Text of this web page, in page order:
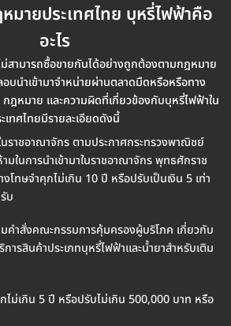
มายประเทศไทย บุหรี่ไฟฟ้าคือ
อะไร
สามารถซื้อขายกันได้อย่างถูกต้องตามกฎหมาย
บนำเข้ามาจำหน่ายผ่านตลาดมืดหรือหรือทาง
กฎหมาย และความผิดที่เกี่ยวข้องกับบุหรี่ไฟฟ้าใน
เทศไทยมีรายละเอียดดังนี้
นราชอาณาจักร ตามประกาศกระทรวงพาณิชย์
ในการนำเข้ามาในราชอาณาจักร พุทธศักราช
โทษจำคุกไม่เกิน 10 ปี หรือปรับเป็นเงิน 5 เท่า
บ
คำสั่งคณะกรรมการคุ้มครองผู้บริโภค เกี่ยวกับ
ารสินค้าประเภทบุหรี่ไฟฟ้าและน้ำยาสำหรับเติม
ไม่เกิน 5 ปี หรือปรับไม่เกิน 500,000 บาท หรือ